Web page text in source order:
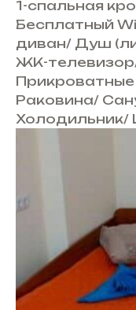
1-спальная
Бесплатный
диван/ Душ
ЖК-телевизор
Раковина/
Холодильник/